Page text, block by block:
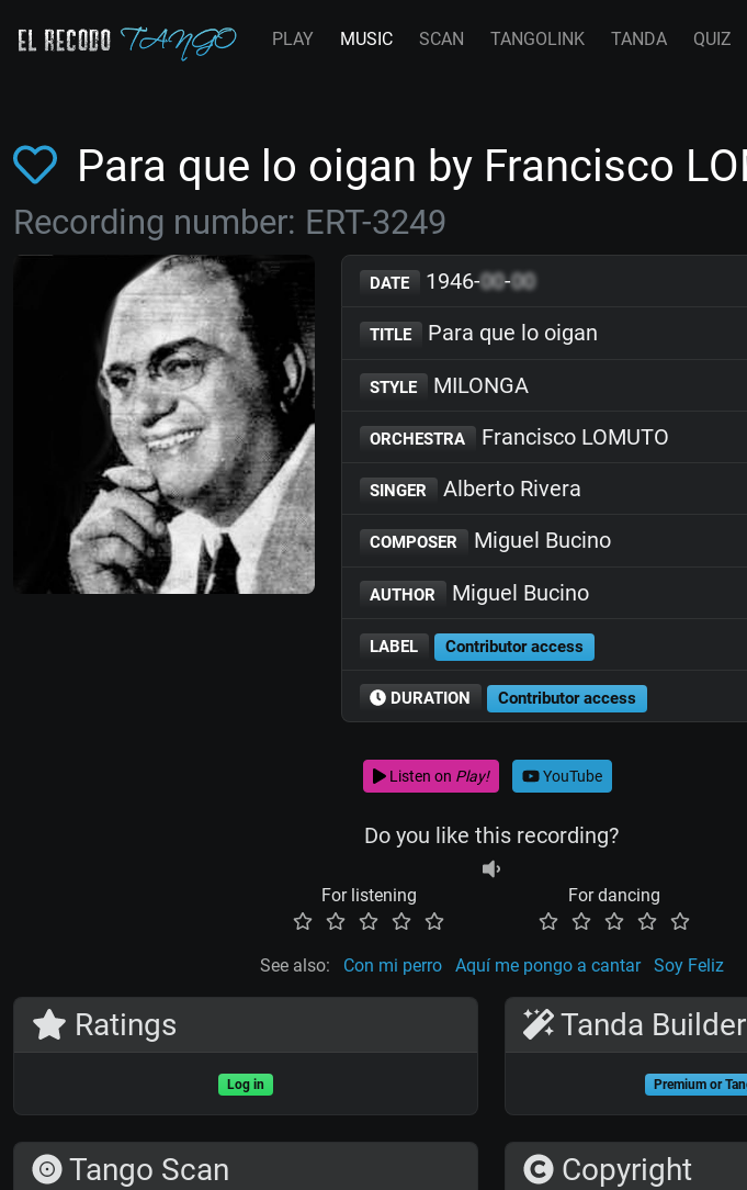
PLAY MUSIC SCAN TANGOLINK TANDA QUIZ
Para que lo oigan by Francisco
Recording number: ERT-3249
DATE 1946-00-00
TITLE Para que lo oigan
STYLE MILONGA
ORCHESTRA Francisco LOMUTO
SINGER Alberto Rivera
COMPOSER Miguel Bucino
AUTHOR Miguel Bucino
LABEL Contributor access
DURATION Contributor access
Listen on Play! YouTube
Do you like this recording?
For listening For dancing
See also: Con mi perro Aquí me pongo a cantar Soy Feliz
Ratings
Log in
Tango Scan
Tanda Builder
Premium or
Copyright